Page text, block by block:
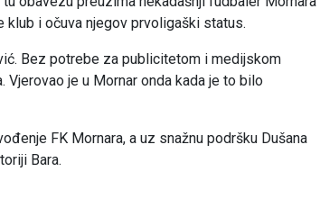
klub i očuva njegov prvoligaški status.
Bez potrebe za publicitetom i medijskom
je u Mornar onda kada je to bilo
FK Mornara, a uz snažnu podršku Dušana
Bara.